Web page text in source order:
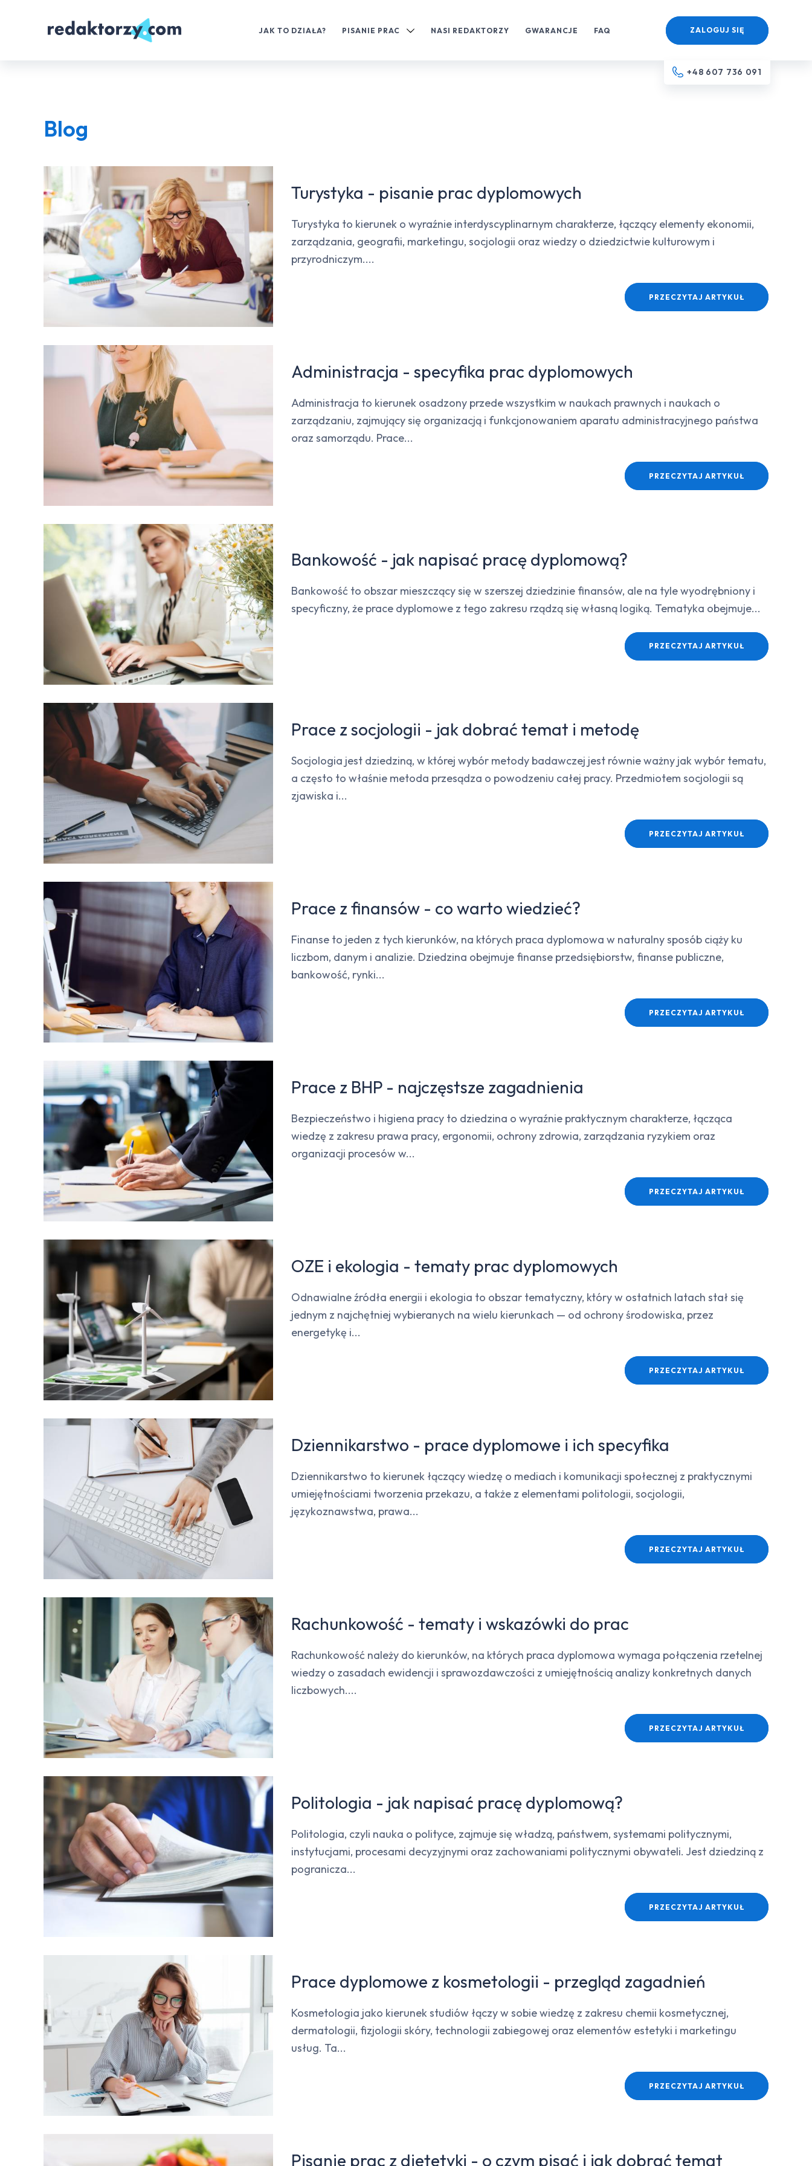
JAK TO DZIAŁA? PISANIE PRAC NASI REDAKTORZY GWARANCJE FAQ
+48 607 736 091
ZALOGUJ SIĘ
Blog
Turystyka - pisanie prac dyplomowych
Turystyka to kierunek o wyraźnie interdyscyplinarnym charakterze, łączący elementy ekonomii,
zarządzania, geografii, marketingu, socjologii oraz wiedzy o dziedzictwie kulturowym i
przyrodniczym....
PRZECZYTAJ ARTYKUŁ
Administracja - specyfika prac dyplomowych
Administracja to kierunek osadzony przede wszystkim w naukach prawnych i naukach o
zarządzaniu, zajmujący się organizacją i funkcjonowaniem aparatu administracyjnego państwa
oraz samorządu. Prace...
PRZECZYTAJ ARTYKUŁ
Bankowość - jak napisać pracę dyplomową?
Bankowość to obszar mieszczący się w szerszej dziedzinie finansów, ale na tyle wyodrębniony i
specyficzny, że prace dyplomowe z tego zakresu rządzą się własną logiką. Tematyka obejmuje...
PRZECZYTAJ ARTYKUŁ
Prace z socjologii - jak dobrać temat i metodę
Socjologia jest dziedziną, w której wybór metody badawczej jest równie ważny jak wybór tematu,
a często to właśnie metoda przesądza o powodzeniu całej pracy. Przedmiotem socjologii są
zjawiska i...
PRZECZYTAJ ARTYKUŁ
Prace z finansów - co warto wiedzieć?
Finanse to jeden z tych kierunków, na których praca dyplomowa w naturalny sposób ciąży ku
liczbom, danym i analizie. Dziedzina obejmuje finanse przedsiębiorstw, finanse publiczne,
bankowość, rynki...
PRZECZYTAJ ARTYKUŁ
Prace z BHP - najczęstsze zagadnienia
Bezpieczeństwo i higiena pracy to dziedzina o wyraźnie praktycznym charakterze, łącząca
wiedzę z zakresu prawa pracy, ergonomii, ochrony zdrowia, zarządzania ryzykiem oraz
organizacji procesów w...
PRZECZYTAJ ARTYKUŁ
OZE i ekologia - tematy prac dyplomowych
Odnawialne źródła energii i ekologia to obszar tematyczny, który w ostatnich latach stał się
jednym z najchętniej wybieranych na wielu kierunkach — od ochrony środowiska, przez
energetykę i...
PRZECZYTAJ ARTYKUŁ
Dziennikarstwo - prace dyplomowe i ich specyfika
Dziennikarstwo to kierunek łączący wiedzę o mediach i komunikacji społecznej z praktycznymi
umiejętnościami tworzenia przekazu, a także z elementami politologii, socjologii,
językoznawstwa, prawa...
PRZECZYTAJ ARTYKUŁ
Rachunkowość - tematy i wskazówki do prac
Rachunkowość należy do kierunków, na których praca dyplomowa wymaga połączenia rzetelnej
wiedzy o zasadach ewidencji i sprawozdawczości z umiejętnością analizy konkretnych danych
liczbowych....
PRZECZYTAJ ARTYKUŁ
Politologia - jak napisać pracę dyplomową?
Politologia, czyli nauka o polityce, zajmuje się władzą, państwem, systemami politycznymi,
instytucjami, procesami decyzyjnymi oraz zachowaniami politycznymi obywateli. Jest dziedziną z
pogranicza...
PRZECZYTAJ ARTYKUŁ
Prace dyplomowe z kosmetologii - przegląd zagadnień
Kosmetologia jako kierunek studiów łączy w sobie wiedzę z zakresu chemii kosmetycznej,
dermatologii, fizjologii skóry, technologii zabiegowej oraz elementów estetyki i marketingu
usług. Ta...
PRZECZYTAJ ARTYKUŁ
Pisanie prac z dietetyki - o czym pisać i jak dobrać temat